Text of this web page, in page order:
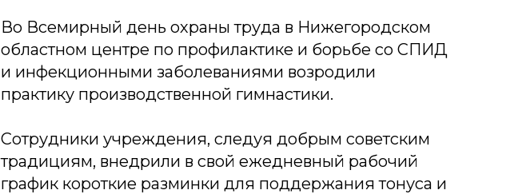
Во Всемирный день охраны труда в Нижегородском
областном центре по профилактике и борьбе со СПИД
и инфекционными заболеваниями возродили
практику производственной гимнастики.
Сотрудники учреждения, следуя добрым советским
традициям, внедрили в свой ежедневный рабочий
график короткие разминки для поддержания тонуса и